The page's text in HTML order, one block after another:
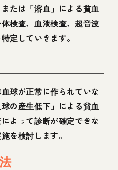
たは「溶血」による貧血
検査、血液検査、超音波
定していきます。
球が正常に作られていな
の産生低下」による貧血
よって診断が確定できな
を検討します。